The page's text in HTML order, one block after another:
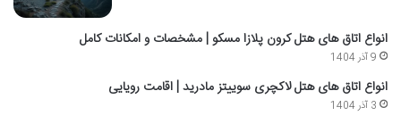
انواع اتاق های هتل کرون پلازا مسکو | مشخصات و امکانات کامل
9 آذر 1404
انواع اتاق های هتل لاکچری سوییتز مادرید | اقامت رویایی
3 آذر 1404